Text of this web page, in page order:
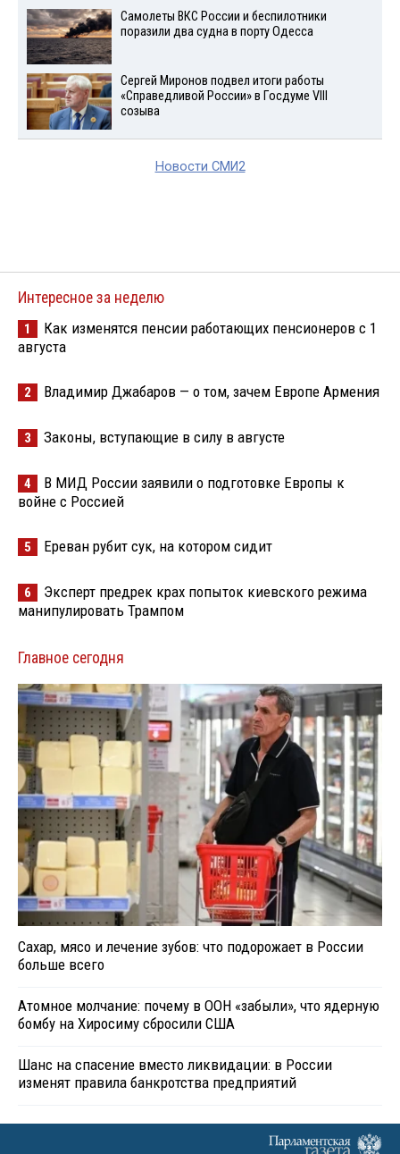
Самолеты ВКС России и беспилотники
поразили два судна в порту Одесса
Сергей Миронов подвел итоги работы
«Справедливой России» в Госдуме VIII
созыва
Новости СМИ2
Интересное за неделю
1
Как изменятся пенсии работающих пенсионеров с 1
августа
2 Владимир Джабаров — о том, зачем Европе Армения
3 Законы, вступающие в силу в августе
4
В МИД России заявили о подготовке Европы к
войне с Россией
5 Ереван рубит сук, на котором сидит
6
Эксперт предрек крах попыток киевского режима
манипулировать Трампом
Главное сегодня
Сахар, мясо и лечение зубов: что подорожает в России
больше всего
Атомное молчание: почему в ООН «забыли», что ядерную
бомбу на Хиросиму сбросили США
Шанс на спасение вместо ликвидации: в России
изменят правила банкротства предприятий